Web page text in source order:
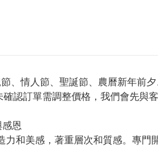
、情人節、聖誕節、農曆新年前
認訂單需調整價格，我們會先與客
恩
力和美感，著重層次和質感。專